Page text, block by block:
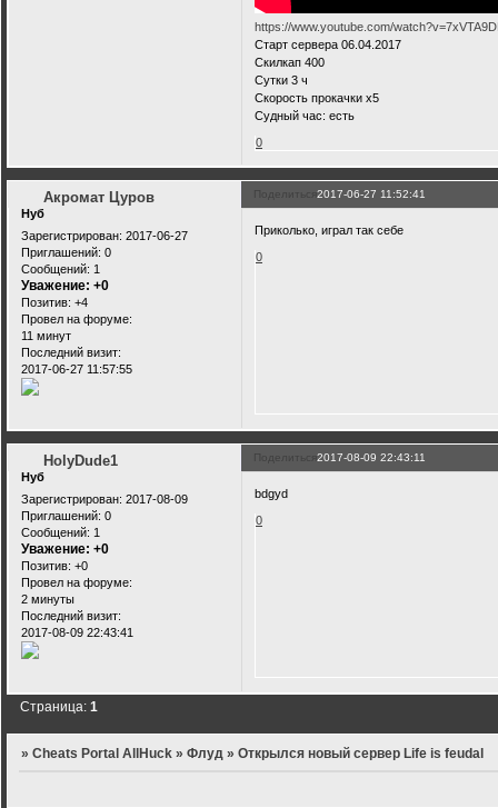
https://www.youtube.com/
Старт сервера 06.04.2017
Скилкап 400
Сутки 3 ч
Скорость прокачки х5
Судный час: есть
0
Поделиться2017-06-27 11:52:41
Акромат Цуров
Нуб
Зарегистрирован: 2017-06-27
Приглашений: 0
Сообщений: 1
Уважение: +0
Позитив: +4
Провел на форуме:
11 минут
Последний визит:
2017-06-27 11:57:55
Приколько, играл так себе
0
Поделиться2017-08-09 22:43:11
HolyDude1
Нуб
Зарегистрирован: 2017-08-09
Приглашений: 0
Сообщений: 1
Уважение: +0
Позитив: +0
Провел на форуме:
2 минуты
Последний визит:
2017-08-09 22:43:41
bdgyd
0
Страница:1
»Cheats Portal AllHuck »Флуд »Открылся новый сервер Life is feudal